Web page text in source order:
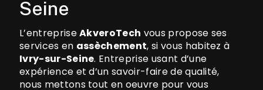
Seine
L’entrepriseAkveroTech vous propose ses
services en assèchement, si vous habitez à
Ivry-sur-Seine. Entreprise usant d’une
expérience et d’un savoir-faire de qualité,
nous mettons tout en oeuvre pour vous